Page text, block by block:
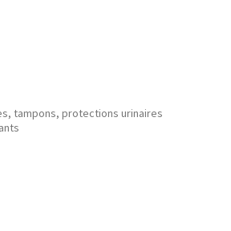
tampons, protections urinaires